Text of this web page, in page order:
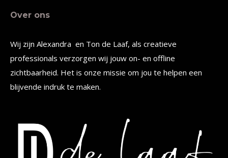
Over ons
Wij zijn Alexandra en Ton de Laaf, als creatieve
professionals verzorgen wij jouw on- en offline
zichtbaarheid. Het is onze missie om jou te helpen een
blijvende indruk te maken.